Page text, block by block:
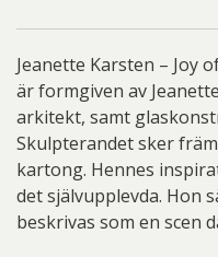
Glaskonst
mängd
Jeanette Karsten – Joy
är formgiven av
arkitekt, samt
Skulpterandet sker
kartong. Hennes
det självupplevda. Hon
beskrivas som en scen